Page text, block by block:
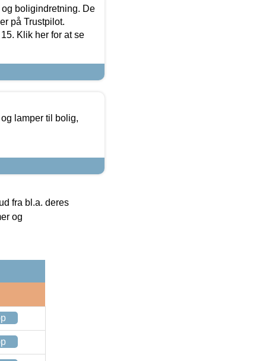
boligindretning. De
på Trustpilot.
Klik her for at se
lamper til bolig,
fra bl.a. deres
og